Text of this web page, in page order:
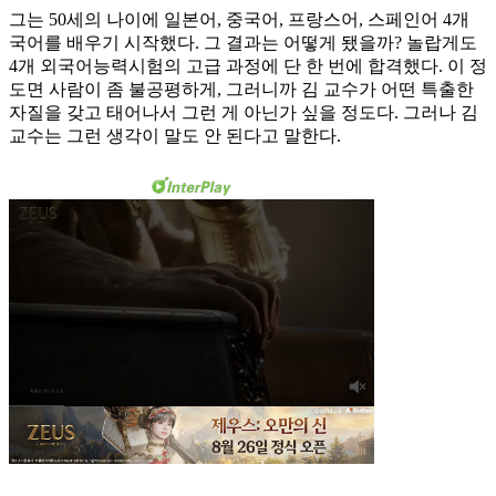
그는 50세의 나이에 일본어, 중국어, 프랑스어, 스페인어 4개
국어를 배우기 시작했다. 그 결과는 어떻게 됐을까? 놀랍게도
4개 외국어능력시험의 고급 과정에 단 한 번에 합격했다. 이 정
도면 사람이 좀 불공평하게, 그러니까 김 교수가 어떤 특출한
자질을 갖고 태어나서 그런 게 아닌가 싶을 정도다. 그러나 김
교수는 그런 생각이 말도 안 된다고 말한다.